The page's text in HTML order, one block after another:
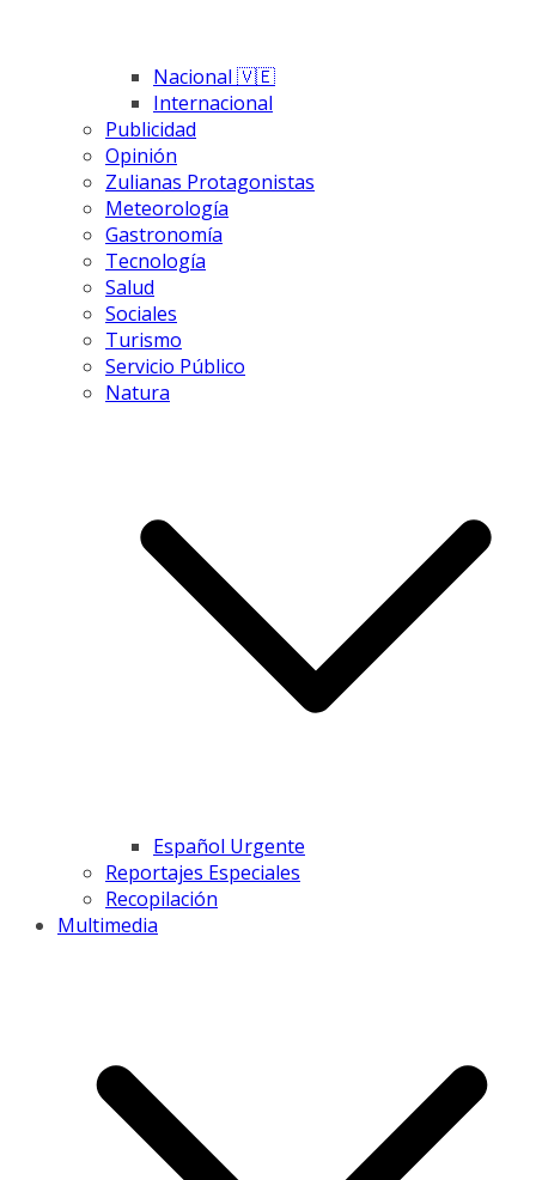
Nacional 🇻🇪
Internacional
Publicidad
Opinión
Zulianas Protagonistas
Meteorología
Gastronomía
Tecnología
Salud
Sociales
Turismo
Servicio Público
Natura
Español Urgente
Reportajes Especiales
Recopilación
Multimedia